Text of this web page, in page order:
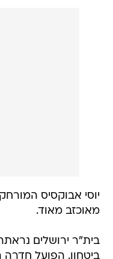
יוסי אבוקסיס
מאוכזב מאוד.
בית"ר ירושלים
ביטחון. הפועל